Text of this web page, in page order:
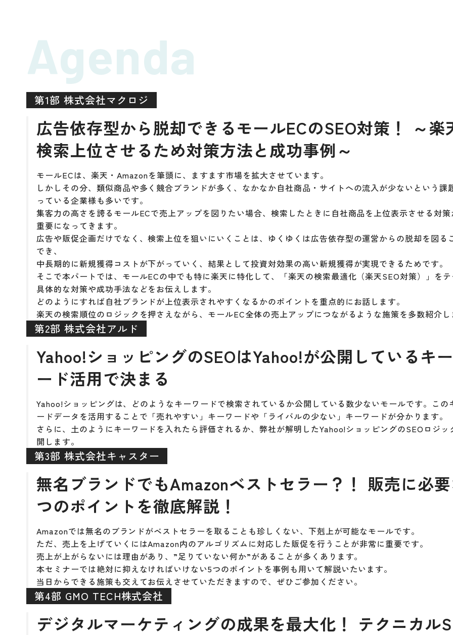
Agenda
第1部 株式会社マクロジ
広告依存型から脱却できるモールECのSEO対策！ ～楽
検索上位させるため対策方法と成功事例～
モールECは、楽天・Amazonを筆頭に、ますます市場を拡大させています。
しかしその分、類似商品や多く競合ブランドが多く、なかなか自社商品・サイトへの流入が少ないという課
っている企業様も多いです。
集客力の高さを誇るモールECで売上アップを図りたい場合、検索したときに自社商品を上位表示させる対
重要になってきます。
広告や販促企画だけでなく、検索上位を狙いにいくことは、ゆくゆくは広告依存型の運営からの脱却を図る
でき、
中長期的に新規獲得コストが下がっていく、結果として投資対効果の高い新規獲得が実現できるためです。
そこで本パートでは、モールECの中でも特に楽天に特化して、「楽天の検索最適化（楽天SEO対策）」を
具体的な対策や成功手法などをお伝えします。
どのようにすれば自社ブランドが上位表示されやすくなるかのポイントを重点的にお話します。
楽天の検索順位のロジックを押さえながら、モールEC全体の売上アップにつながるような施策を多数紹介
第2部 株式会社アルド
Yahoo!ショッピングのSEOはYahoo!が公開しているキ
ード活用で決まる
Yahoo!ショッピングは、どのようなキーワードで検索されているか公開している数少ないモールです。この
ードデータを活用することで「売れやすい」キーワードや「ライバルの少ない」キーワードが分かります。
さらに、土のようにキーワードを入れたら評価されるか、弊社が解明したYahoo!ショッピングのSEOロジッ
開します。
第3部 株式会社キャスター
無名ブランドでもAmazonベストセラー？！ 販売に必
つのポイントを徹底解説！
Amazonでは無名のブランドがベストセラーを取ることも珍しくない、下剋上が可能なモールです。
ただ、売上を上げていくにはAmazon内のアルゴリズムに対応した販促を行うことが非常に重要です。
売上が上がらないには理由があり、”足りていない何か”があることが多くあります。
本セミナーでは絶対に抑えなければいけない5つのポイントを事例も用いて解説いたいます。
当日からできる施策も交えてお伝えさせていただきますので、ぜひご参加ください。
第4部 GMO TECH株式会社
デジタルマーケティングの成果を最大化！ テクニカル